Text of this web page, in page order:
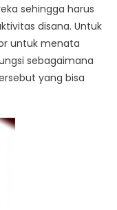
sehingga harus
disana. Untuk
untuk menata
sebagaimana
yang bisa